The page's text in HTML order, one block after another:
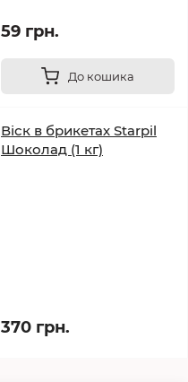
59 грн.
До кошика
Віск в брикетах Starpil
Шоколад (1 кг)
370 грн.